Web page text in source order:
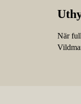
När